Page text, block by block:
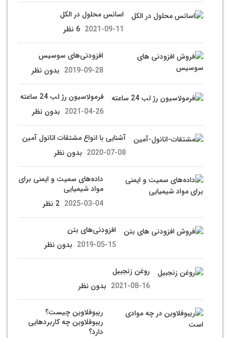
اسانس محلول در الکل
2021-09-11 6 نظر
افزودنی‌های سوسیس
2019-09-28 بدون نظر
فرمولاسیون رژ لب 24 ساعته
2021-04-26 بدون نظر
آشنایی با انواع مشتقات اتانول آمین
2020-07-08 بدون نظر
داده‌های سمیت و ایمنی برای
مواد شیمیایی
2025-03-04 2 نظر
افزودنی‌های بتن
2019-05-15 بدون نظر
روغن زنجبیل
2021-08-16 بدون نظر
ریبوفلاوین چیست؟
ریبوفلاوین چه کاربردهایی
دارد؟